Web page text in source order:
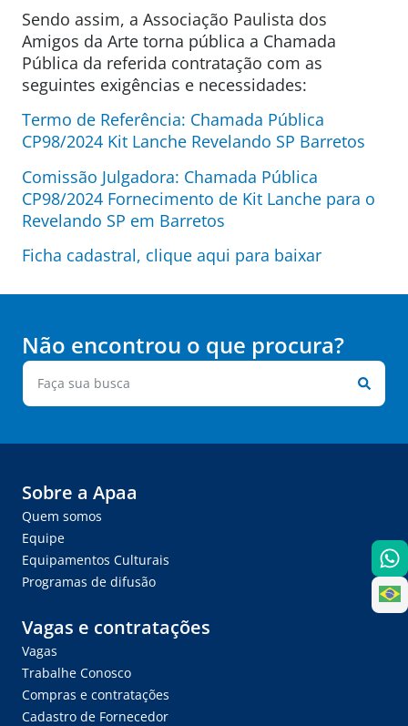
Sendo assim, a Associação Paulista dos
Amigos da Arte torna pública a Chamada
Pública da referida contratação com as
seguintes exigências e necessidades:
Termo de Referência: Chamada Pública
CP98/2024 Kit Lanche Revelando SP Barretos
Comissão Julgadora: Chamada Pública
CP98/2024 Fornecimento de Kit Lanche para o
Revelando SP em Barretos
Ficha cadastral, clique aqui para baixar
Não encontrou o que procura?
Sobre a Apaa
Quem somos
Equipe
Equipamentos Culturais
Programas de difusão
Vagas e contratações
Vagas
Trabalhe Conosco
Compras e contratações
Cadastro de Fornecedor